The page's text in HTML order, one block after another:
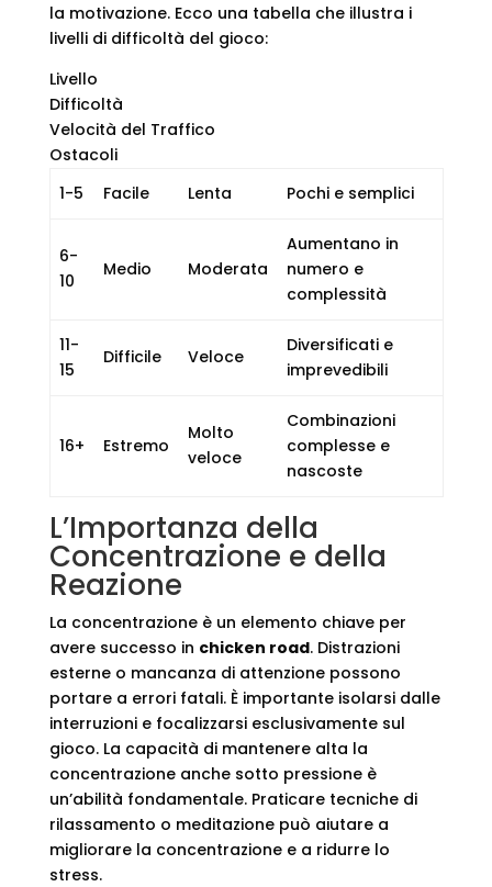
la motivazione. Ecco una tabella che illustra i
livelli di difficoltà del gioco:
Livello
Difficoltà
Velocità del Traffico
Ostacoli
1-5
Facile Lenta Pochi e semplici
6-
10
Medio Moderata
Aumentano in
numero e
complessità
11-
15
Difficile Veloce
Diversificati e
imprevedibili
16+ Estremo
Molto
veloce
Combinazioni
complesse e
nascoste
L’Importanza della
Concentrazione e della
Reazione
La concentrazione è un elemento chiave per
avere successo in chicken road. Distrazioni
esterne o mancanza di attenzione possono
portare a errori fatali. È importante isolarsi dalle
interruzioni e focalizzarsi esclusivamente sul
gioco. La capacità di mantenere alta la
concentrazione anche sotto pressione è
un’abilità fondamentale. Praticare tecniche di
rilassamento o meditazione può aiutare a
migliorare la concentrazione e a ridurre lo
stress.